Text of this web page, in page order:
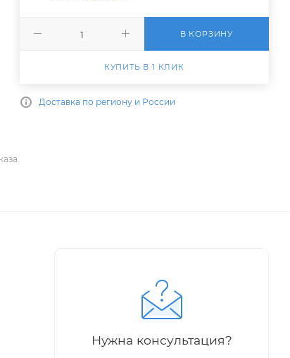
В КОРЗИНУ
КУПИТЬ В 1 КЛИК
Доставка по региону и России
Нужна консультация?